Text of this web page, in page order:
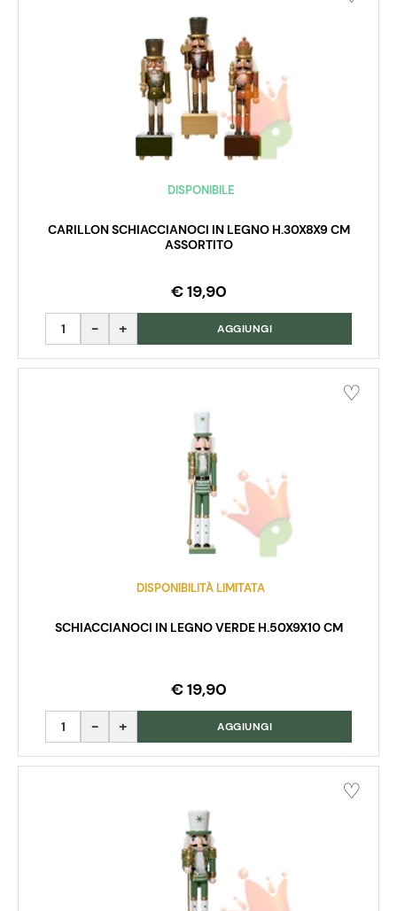
DISPONIBILE
CARILLON SCHIACCIANOCI IN LEGNO H.30X8X9 CM
ASSORTITO
€ 19,90
Quantità AGGIUNGI
DISPONIBILITÀ LIMITATA
SCHIACCIANOCI IN LEGNO VERDE H.50X9X10 CM
€ 19,90
Quantità AGGIUNGI